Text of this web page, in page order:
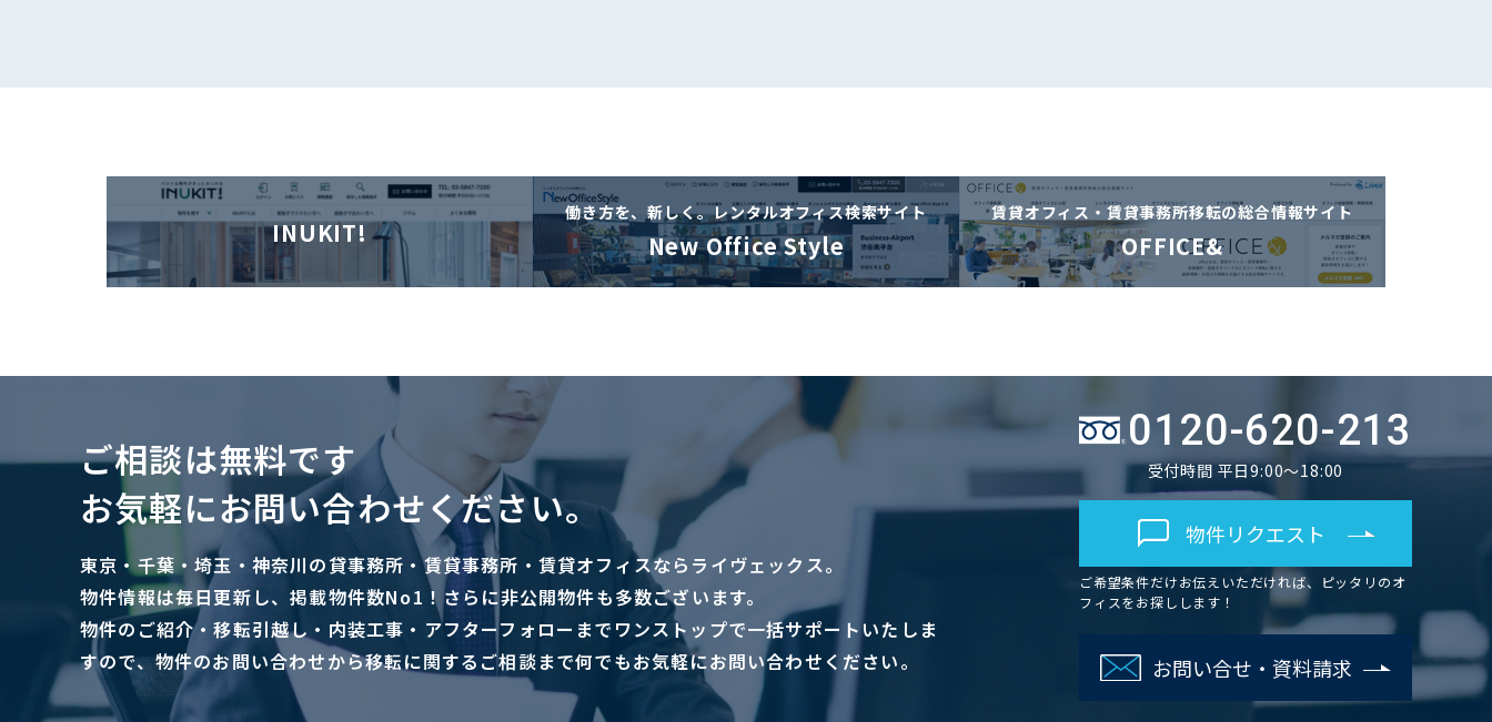
INUKIT!
働き方を、新しく。レンタルオフィス検索サイト
New Office Style
賃貸オフィス・賃貸事務所移転の総合情報サイト
OFFICE&
ご相談は無料です
お気軽にお問い合わせください。
東京・千葉・埼玉・神奈川の貸事務所・賃貸事務所・賃貸オフィスならライヴェックス。
物件情報は毎日更新し、掲載物件数No1！さらに非公開物件も多数ございます。
物件のご紹介・移転引越し・内装工事・アフターフォローまでワンストップで一括サポートいたしま
すので、物件のお問い合わせから移転に関するご相談まで何でもお気軽にお問い合わせください。
0120-620-213
受付時間 平日9:00～18:00
物件リクエスト
ご希望条件だけお伝えいただければ、ピッタリのオ
フィスをお探しします！
お問い合せ・資料請求